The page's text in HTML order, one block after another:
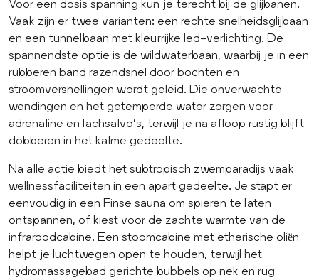
Voor een dosis spanning kun je terecht bij de glijbanen.
Vaak zijn er twee varianten: een rechte snelheidsglijbaan
en een tunnelbaan met kleurrijke led-verlichting. De
spannendste optie is de wildwaterbaan, waarbij je in een
rubberen band razendsnel door bochten en
stroomversnellingen wordt geleid. Die onverwachte
wendingen en het getemperde water zorgen voor
adrenaline en lachsalvo’s, terwijl je na afloop rustig blijft
dobberen in het kalme gedeelte.
Na alle actie biedt het subtropisch zwemparadijs vaak
wellnessfaciliteiten in een apart gedeelte. Je stapt er
eenvoudig in een Finse sauna om spieren te laten
ontspannen, of kiest voor de zachte warmte van de
infraroodcabine. Een stoomcabine met etherische oliën
helpt je luchtwegen open te houden, terwijl het
hydromassagebad gerichte bubbels op nek en rug